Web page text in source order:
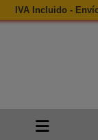
IVA Incluido -